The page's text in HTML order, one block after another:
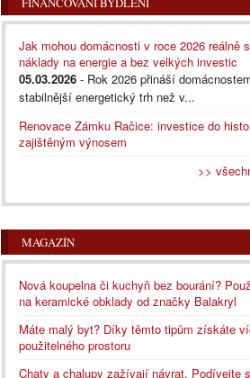
Jak mohou domácnosti v roce 2026 reálně
náklady na energie a bez velkých investic
05.03.2026 - Rok 2026 přináší
stabilnější energetický trh než v...
Renovace Zámku Račice: investice do
zajištěným výnosem
>>
MAGAZÍN
Nová koupelna či kuchyň bez bourání?
na keramické obklady od značky Balakryl
Máte malý byt? Díky těmto tipům získáte
použitelného prostoru
Chaty a chalupy zažívají návrat. Podívejte